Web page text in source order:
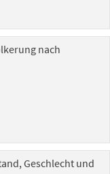
nach
Geschlecht und